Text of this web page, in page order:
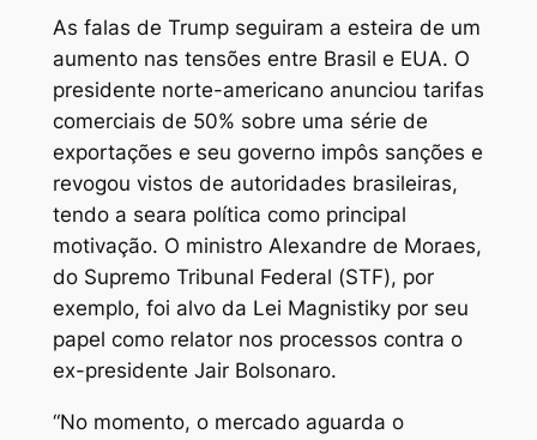
As falas de Trump seguiram a esteira de um
aumento nas tensões entre Brasil e EUA. O
presidente norte-americano anunciou tarifas
comerciais de 50% sobre uma série de
exportações e seu governo impôs sanções e
revogou vistos de autoridades brasileiras,
tendo a seara política como principal
motivação. O ministro Alexandre de Moraes,
do Supremo Tribunal Federal (STF), por
exemplo, foi alvo da Lei Magnistiky por seu
papel como relator nos processos contra o
ex-presidente Jair Bolsonaro.
“No momento, o mercado aguarda o